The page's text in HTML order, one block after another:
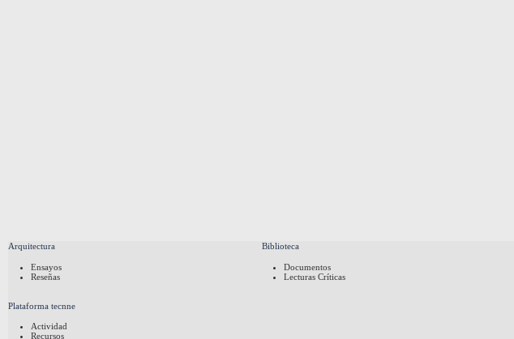
Arquitectura
Ensayos
Reseñas
Biblioteca
Documentos
Lecturas Críticas
Plataforma tecnne
Actividad
Recursos